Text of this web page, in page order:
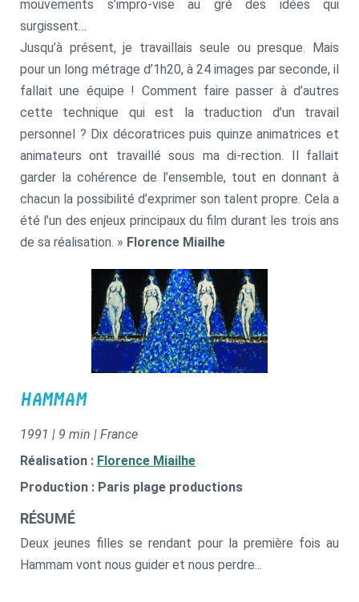
mouvements s’impro-vise au gré des idées qui
surgissent…
Jusqu’à présent, je travaillais seule ou presque. Mais
pour un long métrage d’1h20, à 24 images par seconde, il
fallait une équipe ! Comment faire passer à d’autres
cette technique qui est la traduction d’un travail
personnel ? Dix décoratrices puis quinze animatrices et
animateurs ont travaillé sous ma di-rection. Il fallait
garder la cohérence de l’ensemble, tout en donnant à
chacun la possibilité d’exprimer son talent propre. Cela a
été l’un des enjeux principaux du film durant les trois ans
de sa réalisation. » Florence Miailhe
HAMMAM
1991 | 9 min | France
Réalisation : Florence Miailhe
Production : Paris plage productions
RÉSUMÉ
Deux jeunes filles se rendant pour la première fois au
Hammam vont nous guider et nous perdre...